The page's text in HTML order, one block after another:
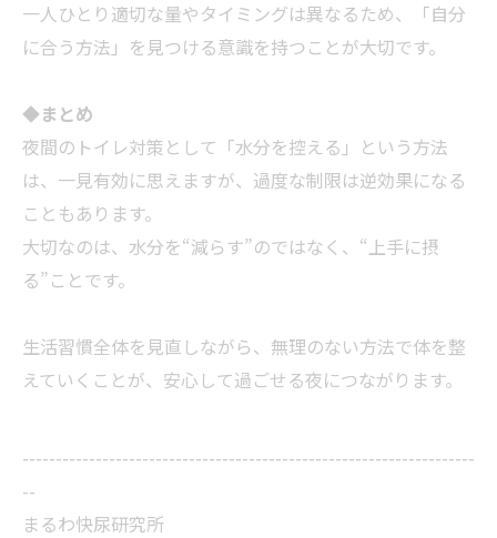
一人ひとり適切な量やタイミングは異なるため、「自分
に合う方法」を見つける意識を持つことが大切です。
◆まとめ
夜間のトイレ対策として「水分を控える」という方法
は、一見有効に思えますが、過度な制限は逆効果になる
こともあります。
大切なのは、水分を“減らす”のではなく、“上手に摂
る”ことです。
生活習慣全体を見直しながら、無理のない方法で体を整
えていくことが、安心して過ごせる夜につながります。
--------------------------------------------------------------------
--
まるわ快尿研究所